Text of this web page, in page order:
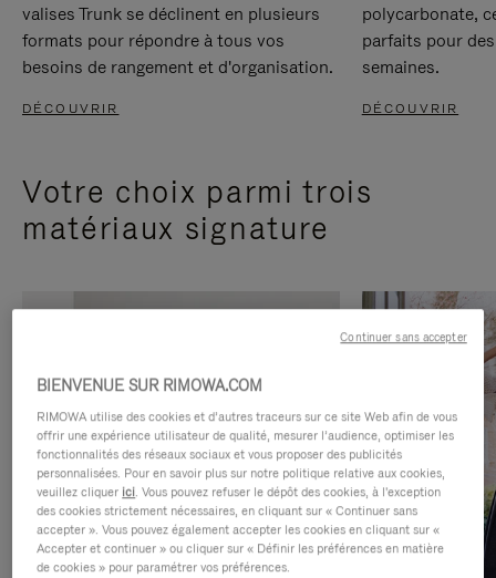
valises Trunk se déclinent en plusieurs
formats pour répondre à tous vos
besoins de rangement et d'organisation.
DÉCOUVRIR
polycarbonate,
parfaits pour
semaines.
DÉCOUVRIR
Votre choix parmi trois
matériaux signature
BIENVENUE SUR RIMOWA.COM
RIMOWA utilise des cookies et d’autres traceurs sur ce site Web afin de vous
offrir une expérience utilisateur de qualité, mesurer l’audience, optimiser les
fonctionnalités des réseaux sociaux et vous proposer des publicités
personnalisées. Pour en savoir plus sur notre politique relative aux cookies,
veuillez cliquer ici. Vous pouvez refuser le dépôt des cookies, à l'exception
des cookies strictement nécessaires, en cliquant sur « Continuer sans
accepter ». Vous pouvez également accepter les cookies en cliquant sur «
Accepter et continuer » ou cliquer sur « Définir les préférences en matière
de cookies » pour paramétrer vos préférences.
Continuer sans accepter